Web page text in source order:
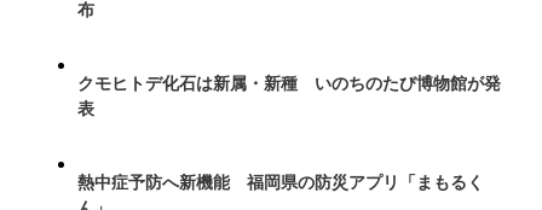
布
クモヒトデ化石は新属・新種 いのちのたび博物館が発
表
熱中症予防へ新機能 福岡県の防災アプリ「まもるく